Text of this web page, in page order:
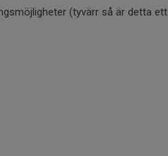
(tyvärr så är detta ett